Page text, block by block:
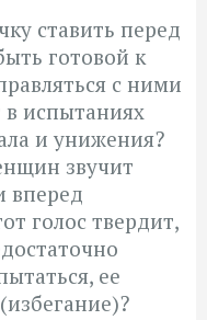
ставить перед
готовой к
с ними
испытаниях
и унижения?
звучит
вперед
голос твердит,
ее